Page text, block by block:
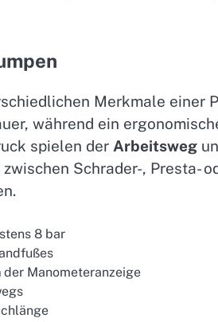
Merkmale einer
während ein
spielen der Arbeitsweg
Schrader-, Presta-
8 bar
der Manometeranzeige